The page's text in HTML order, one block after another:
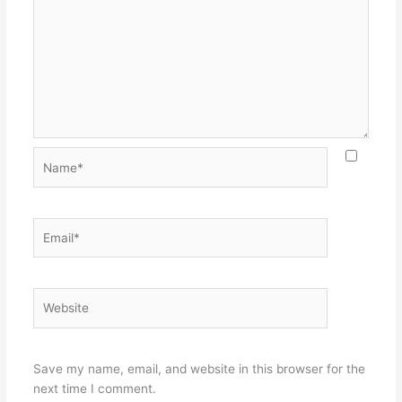
Save my name, email, and website in this browser for the
next time I comment.